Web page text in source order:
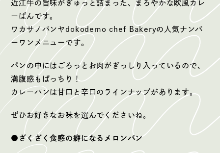
近江牛の旨味がぎゅっと詰まった、まろやかな欧風カレ
ーぱんです。
ワカサノパンヤdokodemo chef Bakeryの人気ナンバ
ーワンメニューです。
パンの中にはごろっとお肉がぎっしり入っているので、
満腹感もばっちり！
カレーパンは甘口と辛口のラインナップがあります。
ぜひお好きなお味を選んでくださいね。
●ざくざく食感の癖になるメロンパン